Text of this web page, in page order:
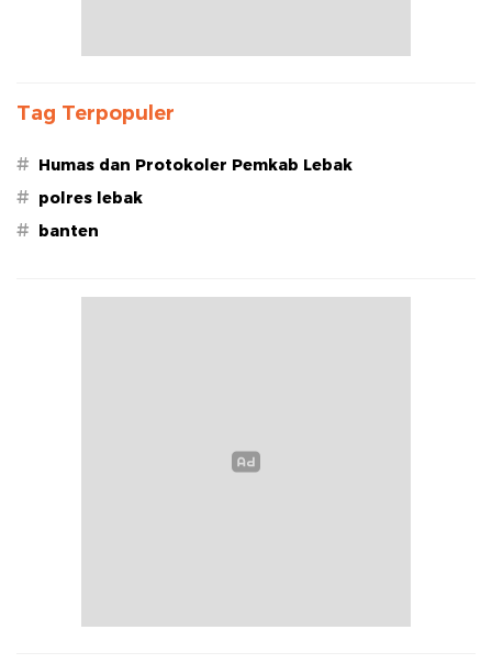
Tag Terpopuler
# Humas dan Protokoler Pemkab Lebak
# polres lebak
# banten